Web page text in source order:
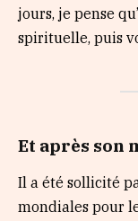
jours, je pense
spirituelle, puis
Et après son
Il a été sollicité
mondiales pour